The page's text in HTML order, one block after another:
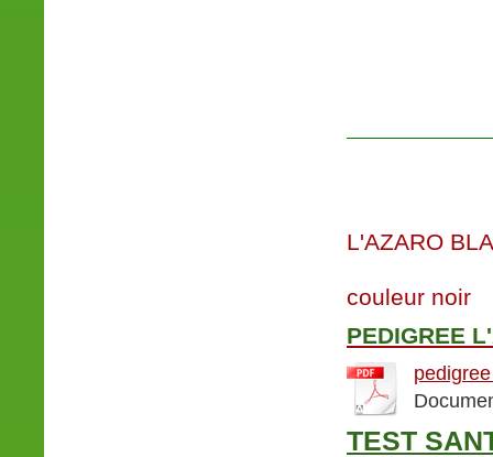
L'AZARO
couleur noir
PEDIGREE
TEST